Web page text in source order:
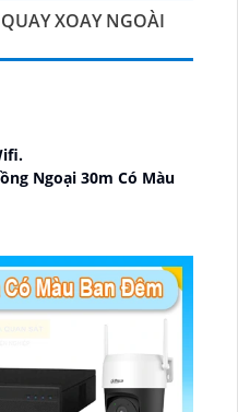
XOAY NGOÀI
Ngoại 30m Có Màu